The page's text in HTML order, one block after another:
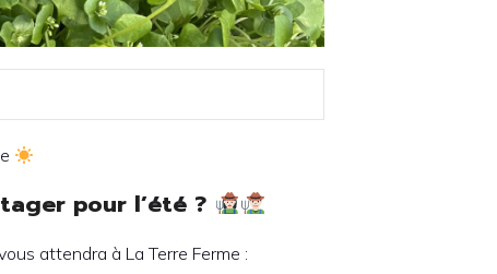
pour l’été ?
attendra à La Terre Ferme :